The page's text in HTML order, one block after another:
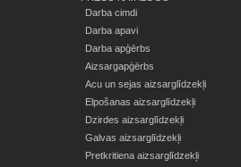
Darba cimdi
Darba apavi
Darba apģērbs
Aizsargapģērbs
Acu un sejas aizsarglīdzekļi
Elpošanas aizsarglīdzekļi
Dzirdes aizsarglīdzekļi
Galvas aizsarglīdzekļi
Pretkritiena aizsarglīdzekļi